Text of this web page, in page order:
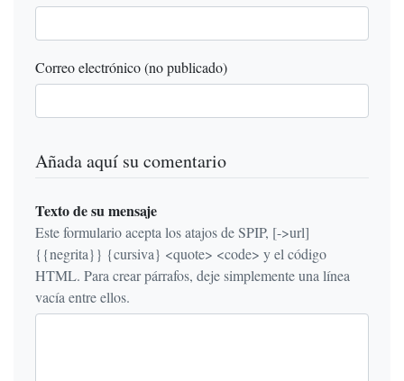
Correo electrónico (no publicado)
Añada aquí su comentario
Texto de su mensaje
Este formulario acepta los atajos de SPIP, [->url]
{{negrita}} {cursiva} <quote> <code> y el código
HTML. Para crear párrafos, deje simplemente una línea
vacía entre ellos.